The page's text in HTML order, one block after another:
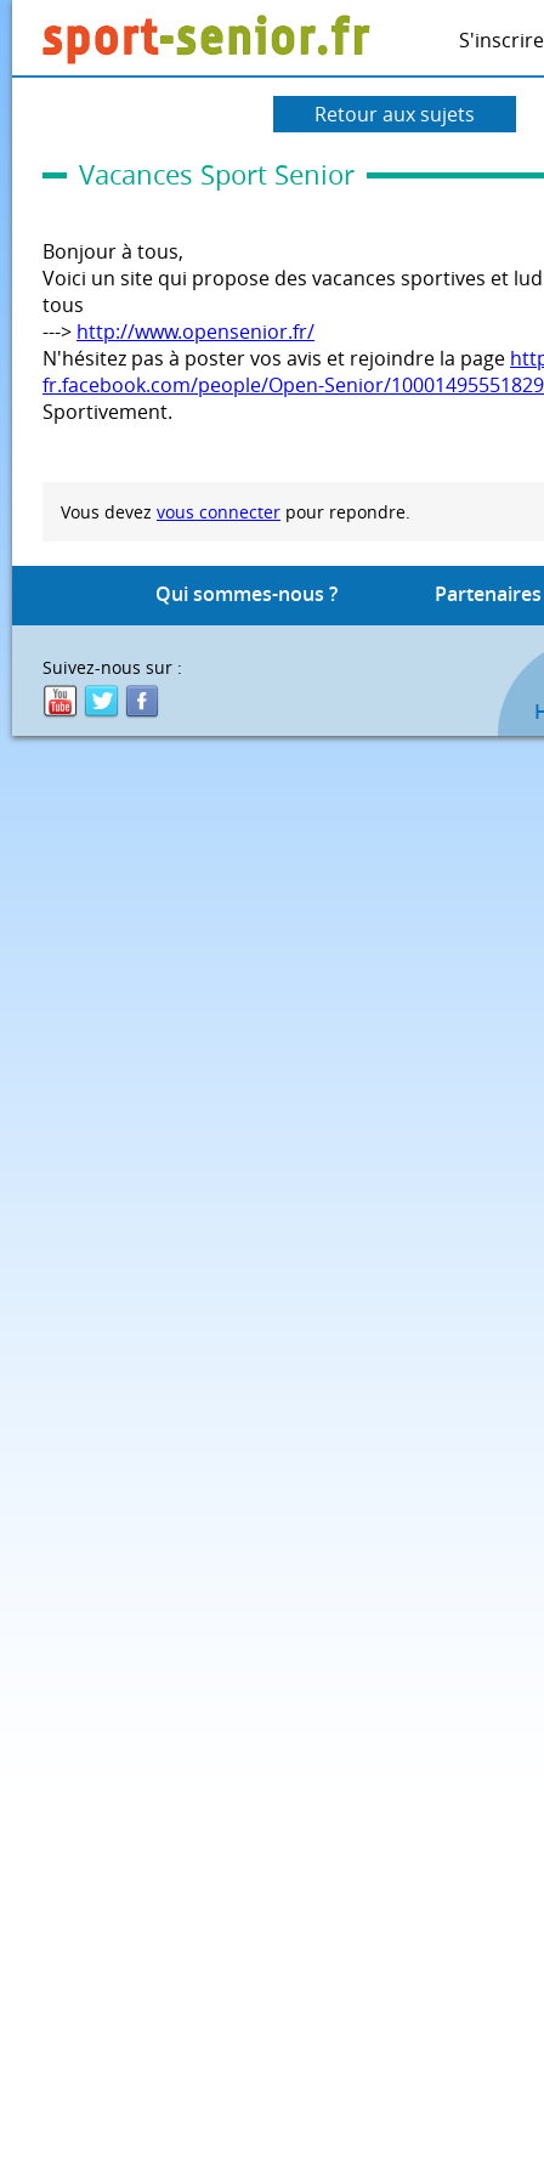
S'inscrire
Retour aux sujets
Vacances Sport Senior
Bonjour à tous,
Voici un site qui propose des vacances sportives et
tous
---> http://www.opensenior.fr/
N'hésitez pas à poster vos avis et rejoindre la page
fr.facebook.com/people/Open-Senior/
Sportivement.
Vous devez vous connecter pour repondre.
Qui sommes-nous ? Partenaires
Suivez-nous sur :